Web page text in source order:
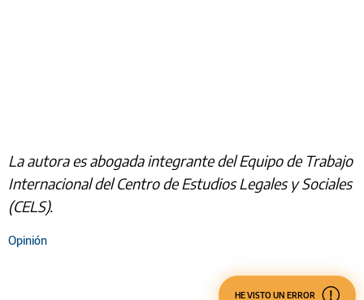
La autora es abogada integrante del Equipo de Trabajo
Internacional del Centro de Estudios Legales y Sociales
(CELS).
Opinión
HE VISTO UN ERROR